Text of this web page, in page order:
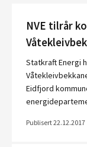
NVE tilrår
Statkraft Energi
Eidfjord
Publisert 22.12.2017